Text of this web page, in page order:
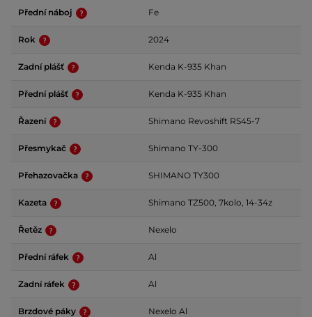
Přední náboj Fe
Rok 2024
Zadní plášť Kenda K-935 Khan
Přední plášť Kenda K-935 Khan
Řazení Shimano Revoshift RS45-7
Přesmykač Shimano TY-300
Přehazovačka SHIMANO TY300
Kazeta Shimano TZ500, 7kolo, 14-34z
Řetěz Nexelo
Přední ráfek Al
Zadní ráfek Al
Brzdové páky Nexelo Al